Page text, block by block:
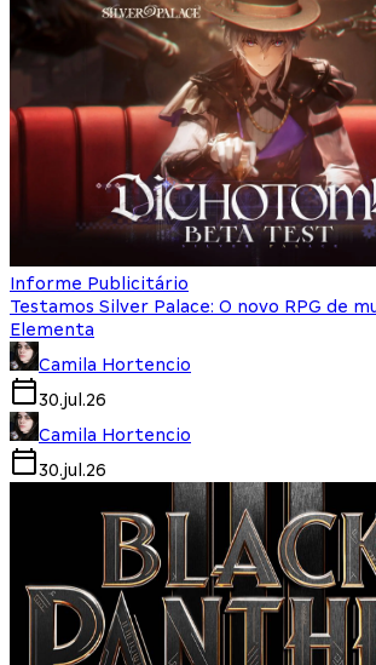
Informe Publicitário
Testamos Silver Palace: O novo RPG de
Elementa
Camila Hortencio
30.jul.26
Camila Hortencio
30.jul.26